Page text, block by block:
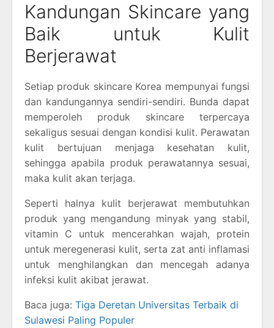
Kandungan Skincare yang
Baik untuk Kulit
Berjerawat
Setiap produk skincare Korea mempunyai fungsi
dan kandungannya sendiri-sendiri. Bunda dapat
memperoleh produk skincare terpercaya
sekaligus sesuai dengan kondisi kulit. Perawatan
kulit bertujuan menjaga kesehatan kulit,
sehingga apabila produk perawatannya sesuai,
maka kulit akan terjaga.
Seperti halnya kulit berjerawat membutuhkan
produk yang mengandung minyak yang stabil,
vitamin C untuk mencerahkan wajah, protein
untuk meregenerasi kulit, serta zat anti inflamasi
untuk menghilangkan dan mencegah adanya
infeksi kulit akibat jerawat.
Baca juga: Tiga Deretan Universitas Terbaik di
Sulawesi Paling Populer